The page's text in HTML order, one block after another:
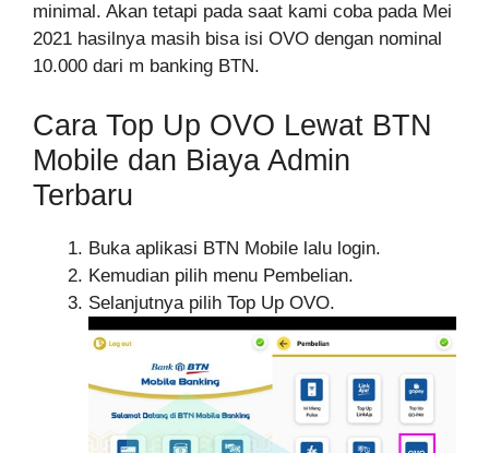
minimal. Akan tetapi pada saat kami coba pada Mei
2021 hasilnya masih bisa isi OVO dengan nominal
10.000 dari m banking BTN.
Cara Top Up OVO Lewat BTN
Mobile dan Biaya Admin
Terbaru
Buka aplikasi BTN Mobile lalu login.
Kemudian pilih menu Pembelian.
Selanjutnya pilih Top Up OVO.